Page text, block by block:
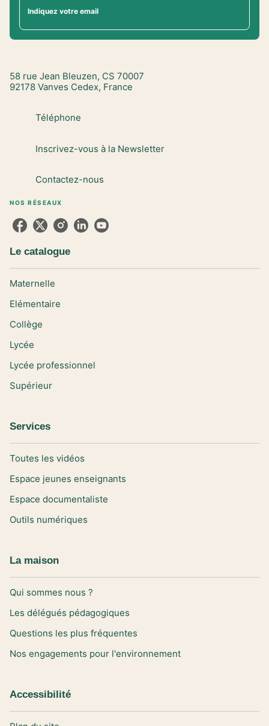
Indiquez votre email
58 rue Jean Bleuzen, CS 70007
92178 Vanves Cedex, France
Téléphone
Inscrivez-vous à la Newsletter
Contactez-nous
NOS RÉSEAUX
Le catalogue
Maternelle
Elémentaire
Collège
Lycée
Lycée professionnel
Supérieur
Services
Toutes les vidéos
Espace jeunes enseignants
Espace documentaliste
Outils numériques
La maison
Qui sommes nous ?
Les délégués pédagogiques
Questions les plus fréquentes
Nos engagements pour l'environnement
Accessibilité